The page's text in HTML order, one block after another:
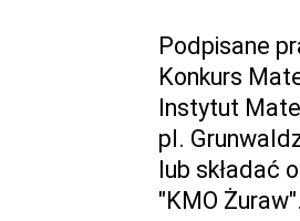
Podpisane
Konkurs
Instytut
pl.
lub składać
"KMO